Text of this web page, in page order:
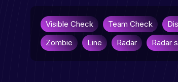
Visible Check Team Check
Zombie
Line Radar Radar